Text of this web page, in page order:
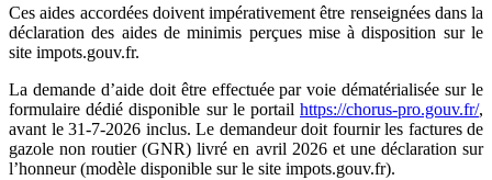
Ces aides accordées doivent impérativement être renseignées dans la
déclaration des aides de minimis perçues mise à disposition sur le
site impots.gouv.fr.
La demande d’aide doit être effectuée par voie dématérialisée sur le
formulaire dédié disponible sur le portail https://chorus-pro.gouv.fr/,
avant le 31-7-2026 inclus. Le demandeur doit fournir les factures de
gazole non routier (GNR) livré en avril 2026 et une déclaration sur
l’honneur (modèle disponible sur le site impots.gouv.fr).